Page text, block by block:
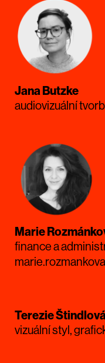
Jana Butzke
audiovizuální
Marie
finance a
Terezie
vizuální styl,